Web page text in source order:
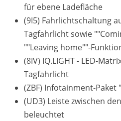
für ebene Ladefläche
(9I5) Fahrlichtschaltung
Tagfahrlicht sowie
""Leaving home""-
(8IV) IQ.LIGHT - LED-
Tagfahrlicht
(ZBF) Infotainment-Paket
(UD3) Leiste zwischen
beleuchtet